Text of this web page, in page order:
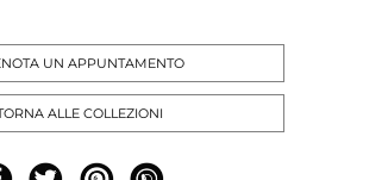
UN APPUNTAMENTO
ALLE COLLEZIONI